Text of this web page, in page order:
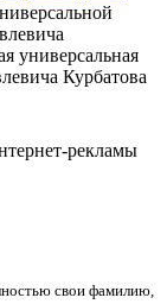
универсальная
Курбатова
рекламы
свои фамилию,